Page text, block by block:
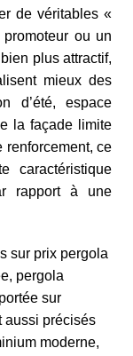
de véritables «
ou un
plus attractif,
mieux des
d’été, espace
la façade limite
renforcement, ce
caractéristique
rapport à une
sur prix pergola
pergola
sur
aussi précisés
moderne,